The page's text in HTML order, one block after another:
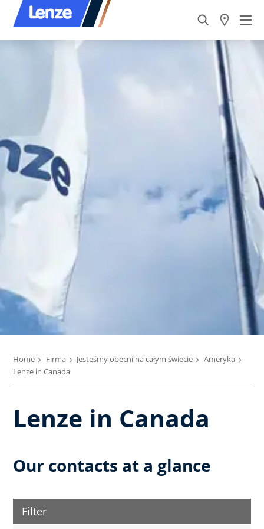
Home Firma Jesteśmy obecni na całym świecie
Ameryka
Lenze in Canada
Lenze in Canada
Our contacts at a glance
Filter